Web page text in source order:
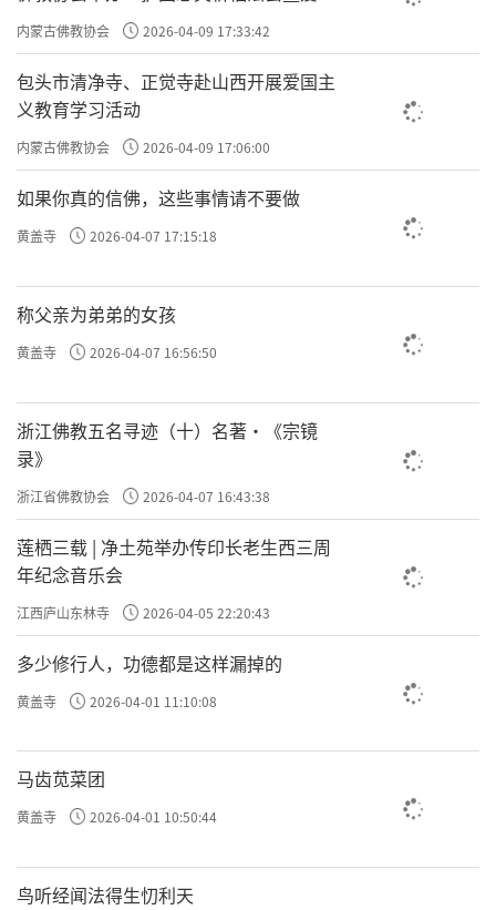
主义电影观影活动”
内蒙古佛教协会 2026-04-09 17:33:42
包头市清净寺、正觉寺赴山西开展爱国主
义教育学习活动
内蒙古佛教协会 2026-04-09 17:06:00
如果你真的信佛，这些事情请不要做
黄盖寺 2026-04-07 17:15:18
称父亲为弟弟的女孩
黄盖寺 2026-04-07 16:56:50
浙江佛教五名寻迹（十）名著·《宗镜
录》
浙江省佛教协会 2026-04-07 16:43:38
莲栖三载 | 净土苑举办传印长老生西三周
年纪念音乐会
江西庐山东林寺 2026-04-05 22:20:43
多少修行人，功德都是这样漏掉的
黄盖寺 2026-04-01 11:10:08
马齿苋菜团
黄盖寺 2026-04-01 10:50:44
鸟听经闻法得生忉利天